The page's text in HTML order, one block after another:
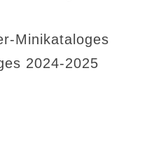
Minikataloges
2024-2025